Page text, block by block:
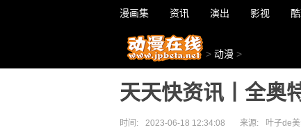
漫画集 资讯 演出 影视
> 动漫 >
天天快资讯丨全奥
时间: 2023-06-18 12:34:08 来源: 叶子de